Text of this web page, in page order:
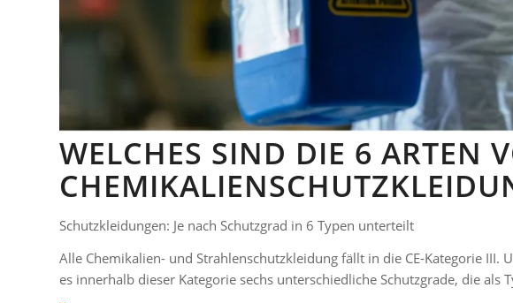
WELCHES SIND DIE 6 ARTEN
Schutzkleidungen: Je nach Schutzgrad in 6 Typen unterteilt
Alle Chemikalien- und Strahlenschutzkleidung fällt in die CE-Kategorie III.
es innerhalb dieser Kategorie sechs unterschiedliche Schutzgrade, die als